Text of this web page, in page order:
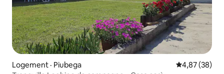
Logement · Piubega Note
4,87 (38)